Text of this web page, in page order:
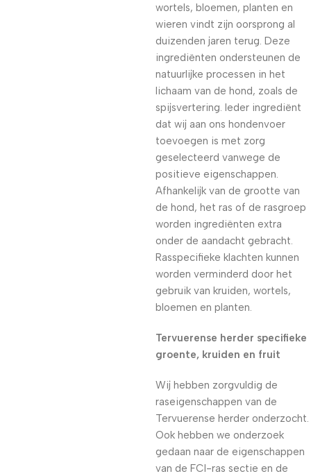
wortels, bloemen, planten en
wieren vindt zijn oorsprong al
duizenden jaren terug. Deze
ingrediënten ondersteunen de
natuurlijke processen in het
lichaam van de hond, zoals de
spijsvertering. Ieder ingrediënt
dat wij aan ons hondenvoer
toevoegen is met zorg
geselecteerd vanwege de
positieve eigenschappen.
Afhankelijk van de grootte van
de hond, het ras of de rasgroep
worden ingrediënten extra
onder de aandacht gebracht.
Rasspecifieke klachten kunnen
worden verminderd door het
gebruik van kruiden, wortels,
bloemen en planten.
Tervuerense herder specifieke
groente, kruiden en fruit
Wij hebben zorgvuldig de
raseigenschappen van de
Tervuerense herder onderzocht.
Ook hebben we onderzoek
gedaan naar de eigenschappen
van de FCI-ras sectie en de